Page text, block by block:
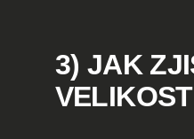
3) JAK